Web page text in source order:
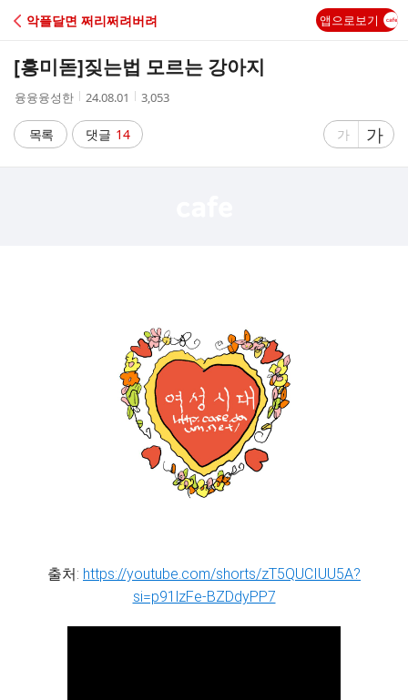
C
A
악플달면 쩌리쩌려버려 앱으로보기
[흥미돋]짖는법 모르는 강아지
작
자
융융융성한
작
시
간
24.08.01
조
수
3,053
목록 댓글 14
글
가
글
자
가
출처: https://youtube.com/shorts/zT5QUCIUU5A?
si=p91lzFe-BZDdyPP7